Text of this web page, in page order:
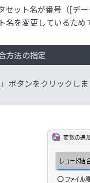
セット名が番号（[デ
名を変更しているため
方法の指定
」ボタンをクリックし